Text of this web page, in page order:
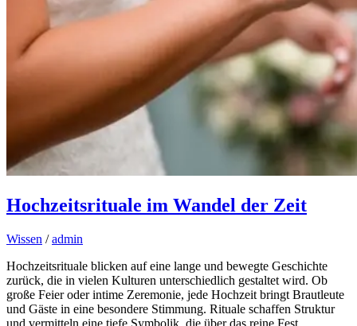
Hochzeitsrituale im Wandel der Zeit
Wissen /admin
Hochzeitsrituale blicken auf eine lange und bewegte Geschichte
zurück, die in vielen Kulturen unterschiedlich gestaltet wird. Ob
große Feier oder intime Zeremonie, jede Hochzeit bringt Brautleute
und Gäste in eine besondere Stimmung. Rituale schaffen Struktur
und vermitteln eine tiefe Symbolik, die über das reine Fest